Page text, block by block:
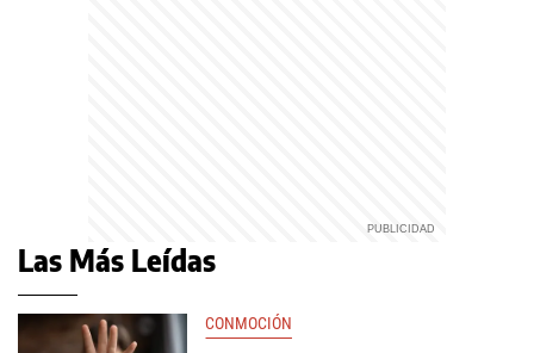
Las Más Leídas
CONMOCIÓN